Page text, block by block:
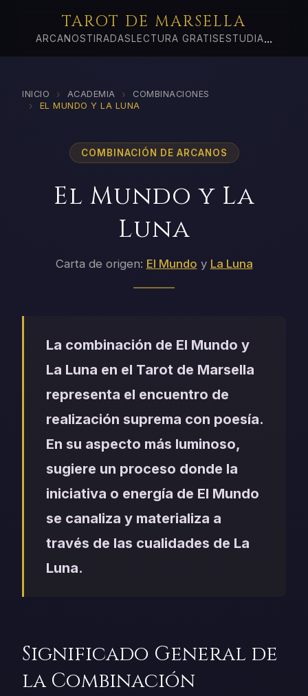
TAROT DE MARSELLA
ARCANOSTIRADAS LECTURA GRATIS ESTUDIA...
INICIO › ACADEMIA › COMBINACIONES
› EL MUNDO Y LA LUNA
COMBINACIÓN DE ARCANOS
El Mundo y La
Luna
Carta de origen: El Mundo y La Luna
La combinación de El Mundo y
La Luna en el Tarot de Marsella
representa el encuentro de
realización suprema con poesía.
En su aspecto más luminoso,
sugiere un proceso donde la
iniciativa o energía de El Mundo
se canaliza y materializa a
través de las cualidades de La
Luna.
Significado General de
la Combinación